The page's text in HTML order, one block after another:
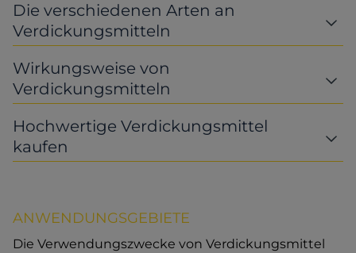
Die verschiedenen Arten an
Verdickungsmitteln
Wirkungsweise von
Verdickungsmitteln
Hochwertige Verdickungsmittel
kaufen
ANWENDUNGSGEBIETE
Die Verwendungszwecke von Verdickungsmittel